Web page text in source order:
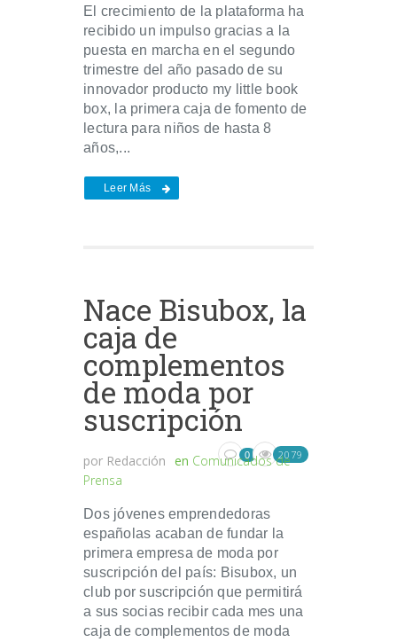
El crecimiento de la plataforma ha
recibido un impulso gracias a la
puesta en marcha en el segundo
trimestre del año pasado de su
innovador producto my little book
box, la primera caja de fomento de
lectura para niños de hasta 8
años,...
Leer Más
Nace Bisubox, la
caja de
complementos
de moda por
suscripción
por Redacción en Comunicados de
Prensa
0 2079
Dos jóvenes emprendedoras
españolas acaban de fundar la
primera empresa de moda por
suscripción del país: Bisubox, un
club por suscripción que permitirá
a sus socias recibir cada mes una
caja de complementos de moda